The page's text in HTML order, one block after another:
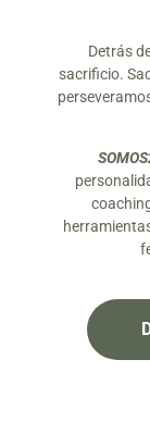
Detrás
sacrificio.